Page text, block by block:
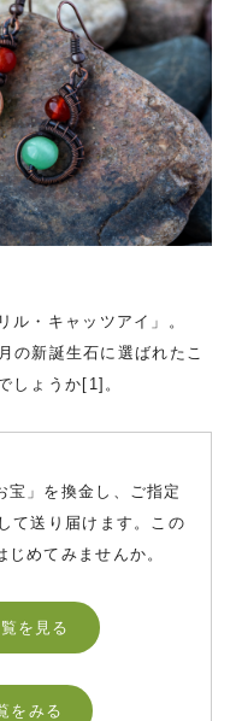
ル・キャッツアイ」。
の新誕生石に選ばれたこ
しょうか[1]。
宝」を換金し、ご指定
て送り届けます。この
めてみませんか。
を見る
をみる